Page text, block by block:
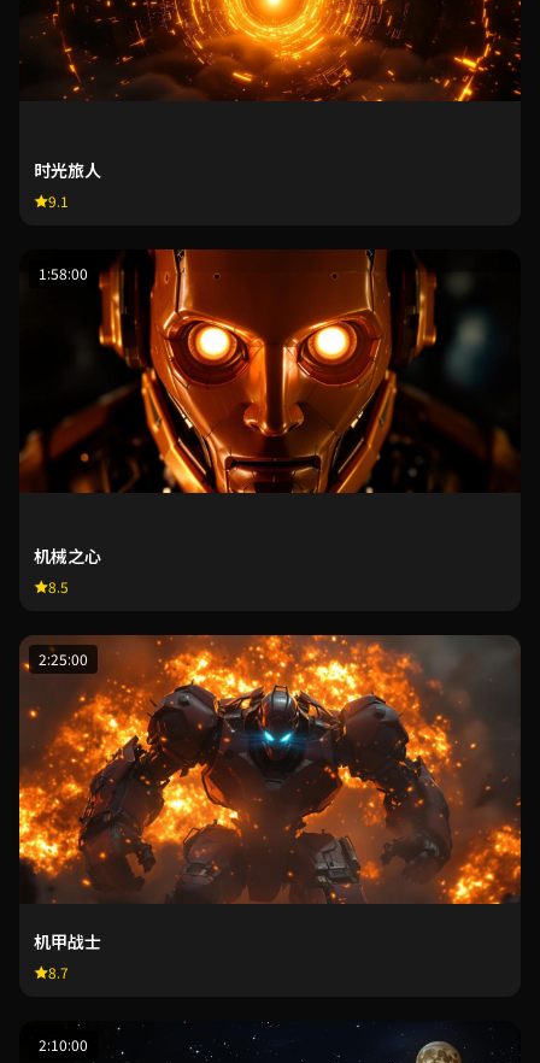
时光旅人
9.1
1:58:00
机械之心
8.5
2:25:00
机甲战士
8.7
2:10:00